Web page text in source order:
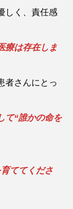
しく、責任感
療は存在しま
者さんにとっ
て“誰かの命を
ててくださ